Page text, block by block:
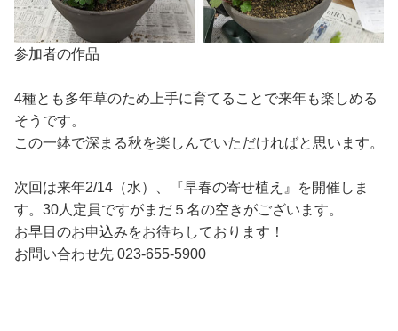
参加者の作品
4種とも多年草のため上手に育てることで来年も楽しめる
そうです。
この一鉢で深まる秋を楽しんでいただければと思います。
次回は来年2/14（水）、『早春の寄せ植え』を開催しま
す。30人定員ですがまだ５名の空きがございます。
お早目のお申込みをお待ちしております！
お問い合わせ先 023-655-5900